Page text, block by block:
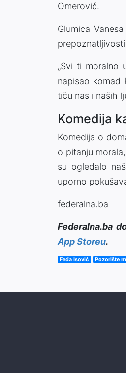
Omerović.
Glumica
„Svi ti moralno
napisao komad
tiču nas i naših
Komedija
Komedija o
o pitanju
su ogledalo
uporno
federalna.ba
Federalna.ba
App Storeu.
Feđa Isović Pozorište